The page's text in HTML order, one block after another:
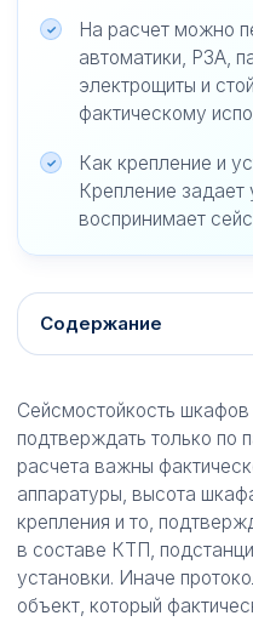
На расчет можно
автоматики, РЗА,
электрощиты и
фактическому
Как крепление и
Крепление задает
воспринимает
Содержание
Сейсмостойкость
подтверждать только по
расчета важны
аппаратуры, высота
крепления и то,
в составе КТП,
установки. Иначе
объект, который